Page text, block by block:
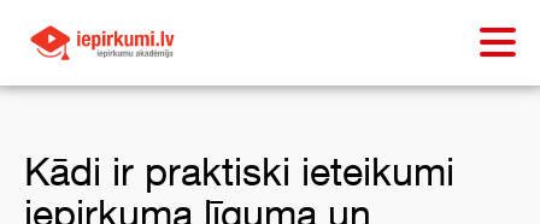
Kādi ir praktiski ieteikumi
iepirkuma līguma un